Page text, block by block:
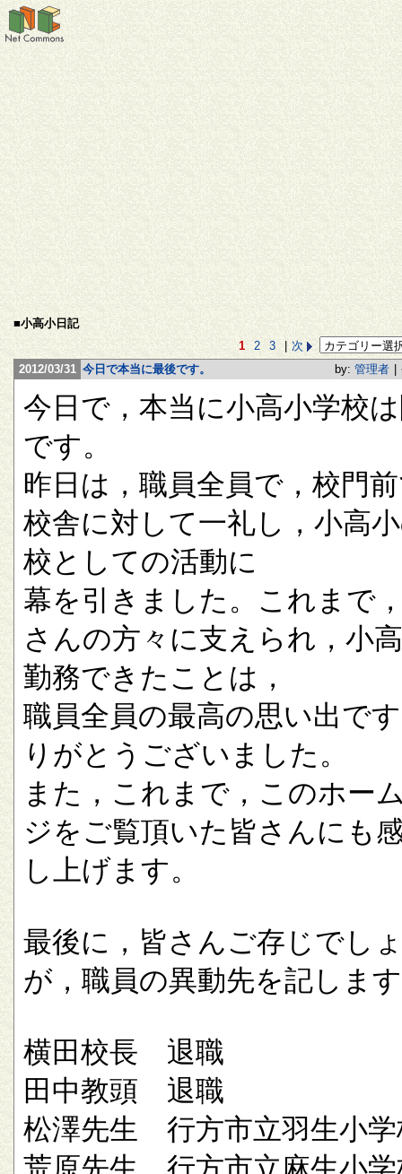
■小高小日記
1
2 3
次
2012/03/31 今日で本当に最後です。 by: 管理者
今日で，本当に小高小学校
です。
昨日は，職員全員で，校門
校舎に対して一礼し，小高
校としての活動に
幕を引きました。これまで
さんの方々に支えられ，小
勤務できたことは，
職員全員の最高の思い出で
りがとうございました。
また，これまで，このホー
ジをご覧頂いた皆さんにも
し上げます。
最後に，皆さんご存じでし
が，職員の異動先を記しま
横田校長 退職
田中教頭 退職
松澤先生 行方市立羽生小学